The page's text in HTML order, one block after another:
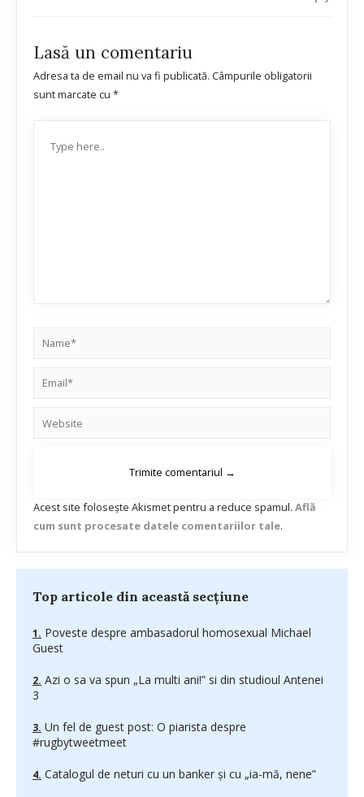
Lasă un comentariu
Adresa ta de email nu va fi publicată. Câmpurile obligatorii
sunt marcate cu *
Acest site folosește Akismet pentru a reduce spamul. Află
cum sunt procesate datele comentariilor tale.
Top articole din această secțiune
Poveste despre ambasadorul homosexual Michael
Guest
Azi o sa va spun „La multi ani!” si din studioul Antenei
3
Un fel de guest post: O piarista despre
#rugbytweetmeet
Catalogul de neturi cu un banker şi cu „ia-mă, nene”